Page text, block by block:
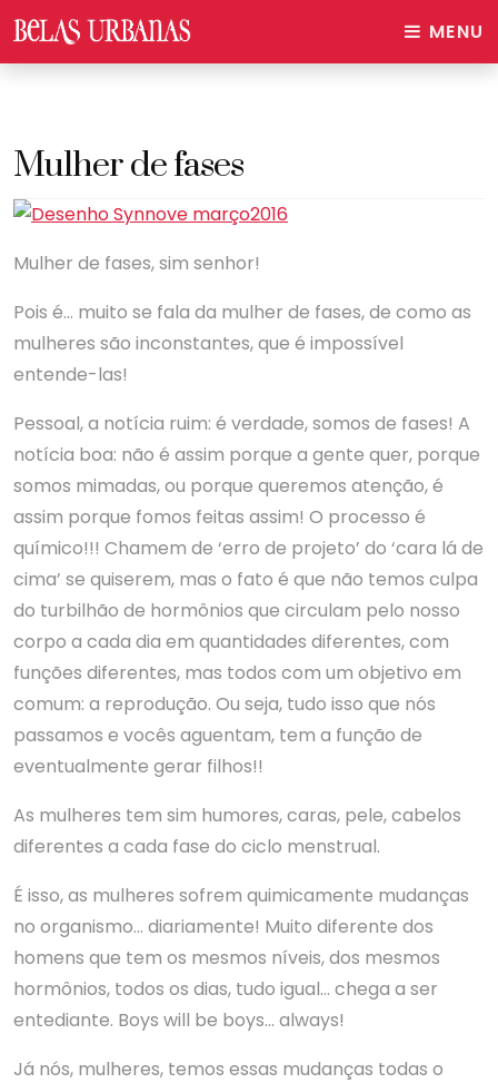
MENU
Mulher de fases
Mulher de fases, sim senhor!
Pois é… muito se fala da mulher de fases, de como as
mulheres são inconstantes, que é impossível
entende-las!
Pessoal, a notícia ruim: é verdade, somos de fases! A
notícia boa: não é assim porque a gente quer, porque
somos mimadas, ou porque queremos atenção, é
assim porque fomos feitas assim! O processo é
químico!!! Chamem de ‘erro de projeto’ do ‘cara lá de
cima’ se quiserem, mas o fato é que não temos culpa
do turbilhão de hormônios que circulam pelo nosso
corpo a cada dia em quantidades diferentes, com
funções diferentes, mas todos com um objetivo em
comum: a reprodução. Ou seja, tudo isso que nós
passamos e vocês aguentam, tem a função de
eventualmente gerar filhos!!
As mulheres tem sim humores, caras, pele, cabelos
diferentes a cada fase do ciclo menstrual.
É isso, as mulheres sofrem quimicamente mudanças
no organismo… diariamente! Muito diferente dos
homens que tem os mesmos níveis, dos mesmos
hormônios, todos os dias, tudo igual… chega a ser
entediante. Boys will be boys… always!
Já nós, mulheres, temos essas mudanças todas o